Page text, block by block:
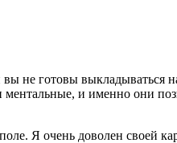
не готовы выкладываться
и именно они
Я очень доволен